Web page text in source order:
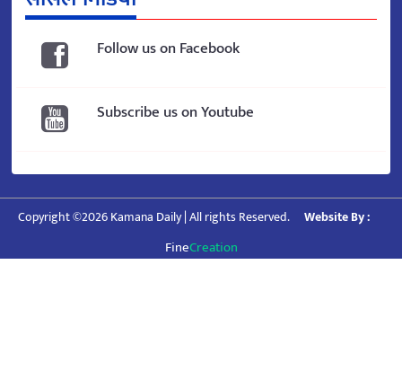
Follow us on Facebook
Subscribe us on Youtube
Copyright ©2026 Kamana Daily | All rights Reserved. Website By :
FineCreation